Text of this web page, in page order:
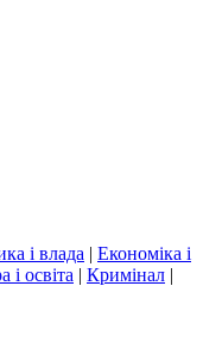
і влада | Економіка і
і освіта | Кримінал |